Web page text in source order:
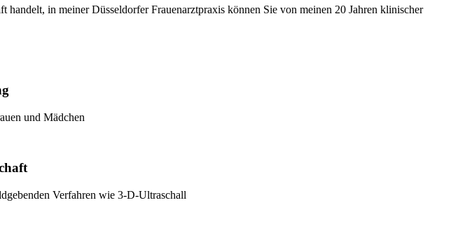
in meiner Düsseldorfer Frauenarztpraxis können Sie von meinen 20 Jahren klinischer
und Mädchen
Verfahren wie 3-D-Ultraschall